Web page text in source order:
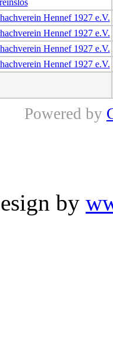
Hennef 1927 e.V.
Hennef 1927 e.V.
Hennef 1927 e.V.
Hennef 1927 e.V.
Powered by
by